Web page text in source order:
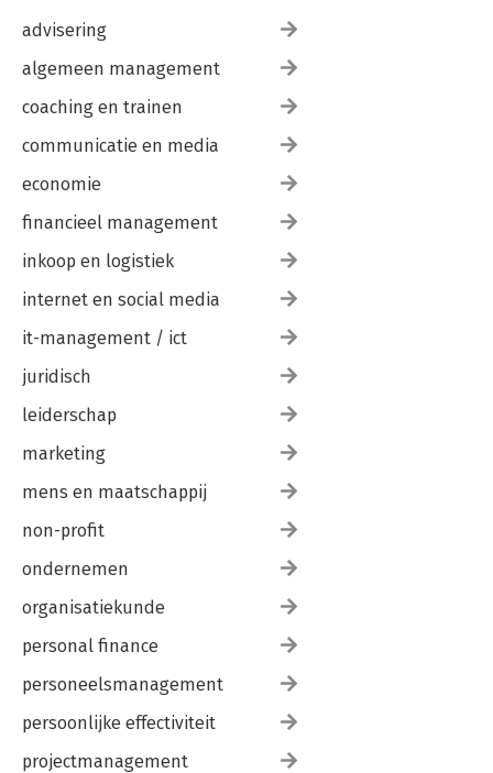
advisering
algemeen management
coaching en trainen
communicatie en media
economie
financieel management
inkoop en logistiek
internet en social media
it-management / ict
juridisch
leiderschap
marketing
mens en maatschappij
non-profit
ondernemen
organisatiekunde
personal finance
personeelsmanagement
persoonlijke effectiviteit
projectmanagement